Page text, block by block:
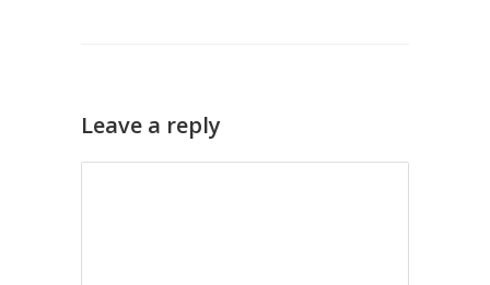
Leave a reply